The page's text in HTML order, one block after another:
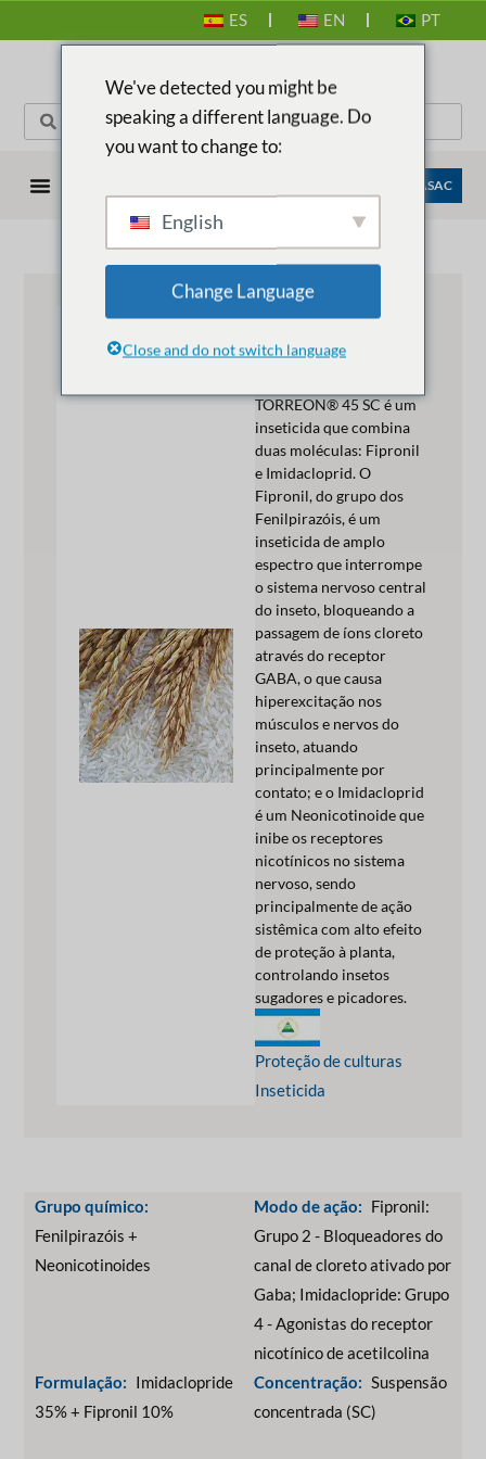
ES EN PT
EMPRESAS ANASAC
TORREON®
45 SC
TORREON® 45 SC é um
inseticida que combina
duas moléculas: Fipronil
e Imidacloprid. O
Fipronil, do grupo dos
Fenilpirazóis, é um
inseticida de amplo
espectro que interrompe
o sistema nervoso central
do inseto, bloqueando a
passagem de íons cloreto
através do receptor
GABA, o que causa
hiperexcitação nos
músculos e nervos do
inseto, atuando
principalmente por
contato; e o Imidacloprid
é um Neonicotinoide que
inibe os receptores
nicotínicos no sistema
nervoso, sendo
principalmente de ação
sistêmica com alto efeito
de proteção à planta,
controlando insetos
sugadores e picadores.
Proteção de culturas
Inseticida
Grupo químico:
Fenilpirazóis +
Neonicotinoides
Formulação: Imidaclopride
35% + Fipronil 10%
Modo de ação: Fipronil:
Grupo 2 - Bloqueadores do
canal de cloreto ativado por
Gaba; Imidaclopride: Grupo
4 - Agonistas do receptor
nicotínico de acetilcolina
Concentração: Suspensão
concentrada (SC)
We've detected you might be
speaking a different language. Do
you want to change to:
English
Change Language
Close and do not switch language